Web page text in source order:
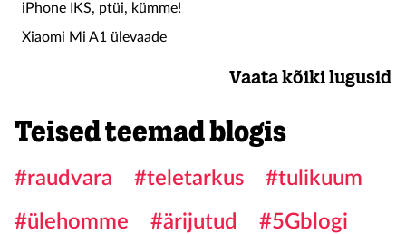
iPhone IKS, ptüi, kümme!
Xiaomi Mi A1 ülevaade
Vaata kõiki lugusid
Teised teemad blogis
#raudvara #teletarkus
#tulikuum
#ülehomme
#ärijutud
#5Gblogi